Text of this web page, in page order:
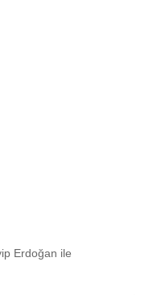
Erdoğan ile